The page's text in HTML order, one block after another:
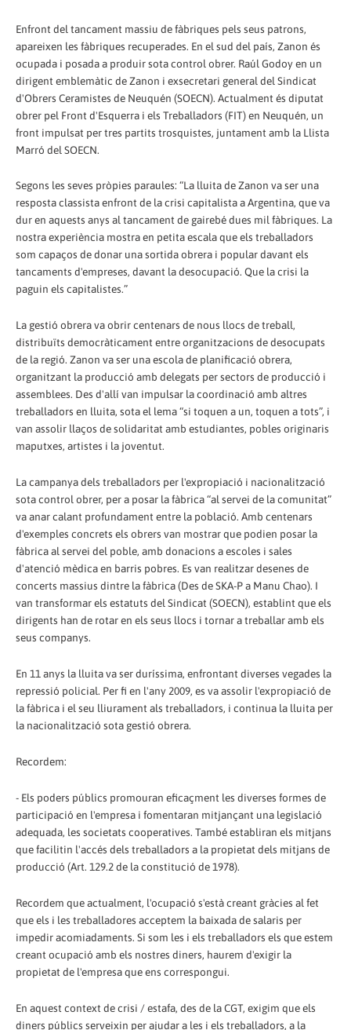
Enfront del tancament massiu de fàbriques pels seus patrons,
apareixen les fàbriques recuperades. En el sud del país, Zanon és
ocupada i posada a produir sota control obrer. Raúl Godoy en un
dirigent emblemàtic de Zanon i exsecretari general del Sindicat
d'Obrers Ceramistes de Neuquén (SOECN). Actualment és diputat
obrer pel Front d'Esquerra i els Treballadors (FIT) en Neuquén, un
front impulsat per tres partits trosquistes, juntament amb la Llista
Marró del SOECN.
Segons les seves pròpies paraules: “La lluita de Zanon va ser una
resposta classista enfront de la crisi capitalista a Argentina, que va
dur en aquests anys al tancament de gairebé dues mil fàbriques. La
nostra experiència mostra en petita escala que els treballadors
som capaços de donar una sortida obrera i popular davant els
tancaments d'empreses, davant la desocupació. Que la crisi la
paguin els capitalistes.”
La gestió obrera va obrir centenars de nous llocs de treball,
distribuïts democràticament entre organitzacions de desocupats
de la regió. Zanon va ser una escola de planificació obrera,
organitzant la producció amb delegats per sectors de producció i
assemblees. Des d'allí van impulsar la coordinació amb altres
treballadors en lluita, sota el lema “si toquen a un, toquen a tots”, i
van assolir llaços de solidaritat amb estudiantes, pobles originaris
maputxes, artistes i la joventut.
La campanya dels treballadors per l'expropiació i nacionalització
sota control obrer, per a posar la fàbrica “al servei de la comunitat”
va anar calant profundament entre la població. Amb centenars
d'exemples concrets els obrers van mostrar que podien posar la
fàbrica al servei del poble, amb donacions a escoles i sales
d'atenció mèdica en barris pobres. Es van realitzar desenes de
concerts massius dintre la fàbrica (Des de SKA-P a Manu Chao). I
van transformar els estatuts del Sindicat (SOECN), establint que els
dirigents han de rotar en els seus llocs i tornar a treballar amb els
seus companys.
En 11 anys la lluita va ser duríssima, enfrontant diverses vegades la
repressió policial. Per fi en l'any 2009, es va assolir l'expropiació de
la fàbrica i el seu lliurament als treballadors, i continua la lluita per
la nacionalització sota gestió obrera.
Recordem:
- Els poders públics promouran eficaçment les diverses formes de
participació en l'empresa i fomentaran mitjançant una legislació
adequada, les societats cooperatives. També establiran els mitjans
que facilitin l'accés dels treballadors a la propietat dels mitjans de
producció (Art. 129.2 de la constitució de 1978).
Recordem que actualment, l'ocupació s'està creant gràcies al fet
que els i les treballadores acceptem la baixada de salaris per
impedir acomiadaments. Si som les i els treballadors els que estem
creant ocupació amb els nostres diners, haurem d'exigir la
propietat de l'empresa que ens correspongui.
En aquest context de crisi / estafa, des de la CGT, exigim que els
diners públics serveixin per ajudar a les i els treballadors, a la